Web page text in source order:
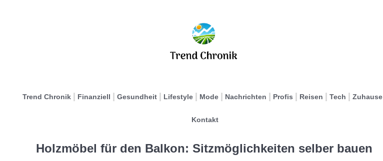
Trend Chronik Finanziell Gesundheit Lifestyle Mode Nachrichten Profis Reisen Tech Zuhause
Kontakt
Holzmöbel für den Balkon: Sitzmöglichkeiten selber bauen